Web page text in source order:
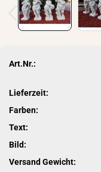
Art.Nr.:
Lieferzeit:
Farben:
Text:
Bild:
Versand Gewicht: